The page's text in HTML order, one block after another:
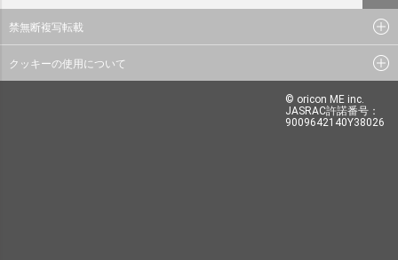
禁無断複写転載
クッキーの使用について
© oricon ME inc.
JASRAC許諾番号：
9009642140Y38026